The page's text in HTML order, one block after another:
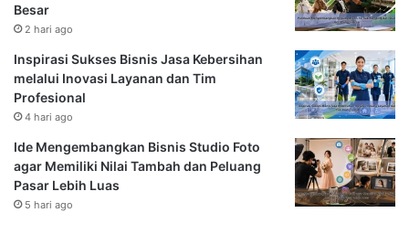
Besar
2 hari ago
Inspirasi Sukses Bisnis Jasa Kebersihan
melalui Inovasi Layanan dan Tim
Profesional
4 hari ago
Ide Mengembangkan Bisnis Studio Foto
agar Memiliki Nilai Tambah dan Peluang
Pasar Lebih Luas
5 hari ago